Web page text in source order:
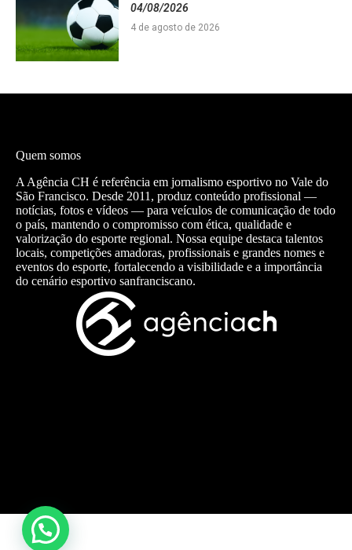
04/08/2026
4 de agosto de 2026
Quem somos
A Agência CH é referência em jornalismo esportivo no Vale do
São Francisco. Desde 2011, produz conteúdo profissional —
notícias, fotos e vídeos — para veículos de comunicação de todo
o país, mantendo o compromisso com ética, qualidade e
valorização do esporte regional. Nossa equipe destaca talentos
locais, competições amadoras, profissionais e grandes nomes e
eventos do esporte, fortalecendo a visibilidade e a importância
do cenário esportivo sanfranciscano.